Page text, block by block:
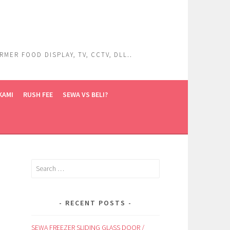
FOOD DISPLAY, TV, CCTV, DLL..
RUSH FEE SEWA VS BELI?
Search
RECENT POSTS
SEWA FREEZER SLIDING GLASS DOOR /